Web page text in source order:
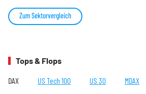
Zum Sektorvergleich
Tops & Flops
DAX US Tech 100 US 30 MDAX